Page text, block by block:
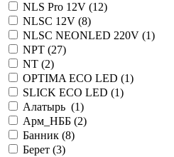
NLS Pro 12V (12)
NLSC 12V (8)
NLSC NEONLED 220V (1)
NPT (27)
NT (2)
OPTIMA ECO LED (1)
SLICK ECO LED (1)
Алатырь (1)
Арм_НББ (2)
Банник (8)
Берет (3)